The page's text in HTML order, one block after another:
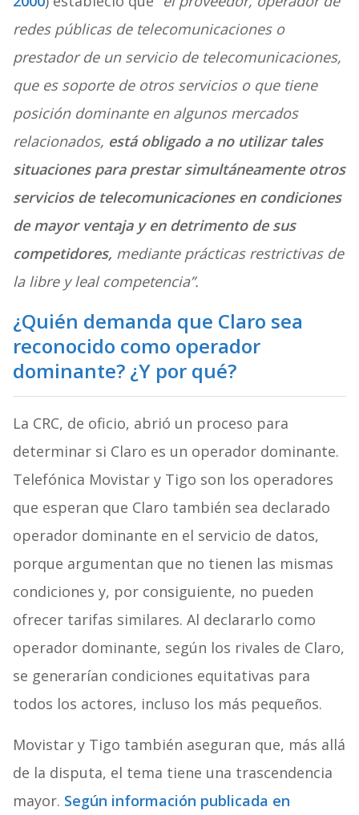
redes públicas de telecomunicaciones o
prestador de un servicio de telecomunicaciones,
que es soporte de otros servicios o que tiene
posición dominante en algunos mercados
relacionados, está obligado a no utilizar tales
situaciones para prestar simultáneamente otros
servicios de telecomunicaciones en condiciones
de mayor ventaja y en detrimento de sus
competidores, mediante prácticas restrictivas de
la libre y leal competencia”.
¿Quién demanda que Claro sea
reconocido como operador
dominante? ¿Y por qué?
La CRC, de oficio, abrió un proceso para
determinar si Claro es un operador dominante.
Telefónica Movistar y Tigo son los operadores
que esperan que Claro también sea declarado
operador dominante en el servicio de datos,
porque argumentan que no tienen las mismas
condiciones y, por consiguiente, no pueden
ofrecer tarifas similares. Al declararlo como
operador dominante, según los rivales de Claro,
se generarían condiciones equitativas para
todos los actores, incluso los más pequeños.
Movistar y Tigo también aseguran que, más allá
de la disputa, el tema tiene una trascendencia
mayor. Según información publicada en